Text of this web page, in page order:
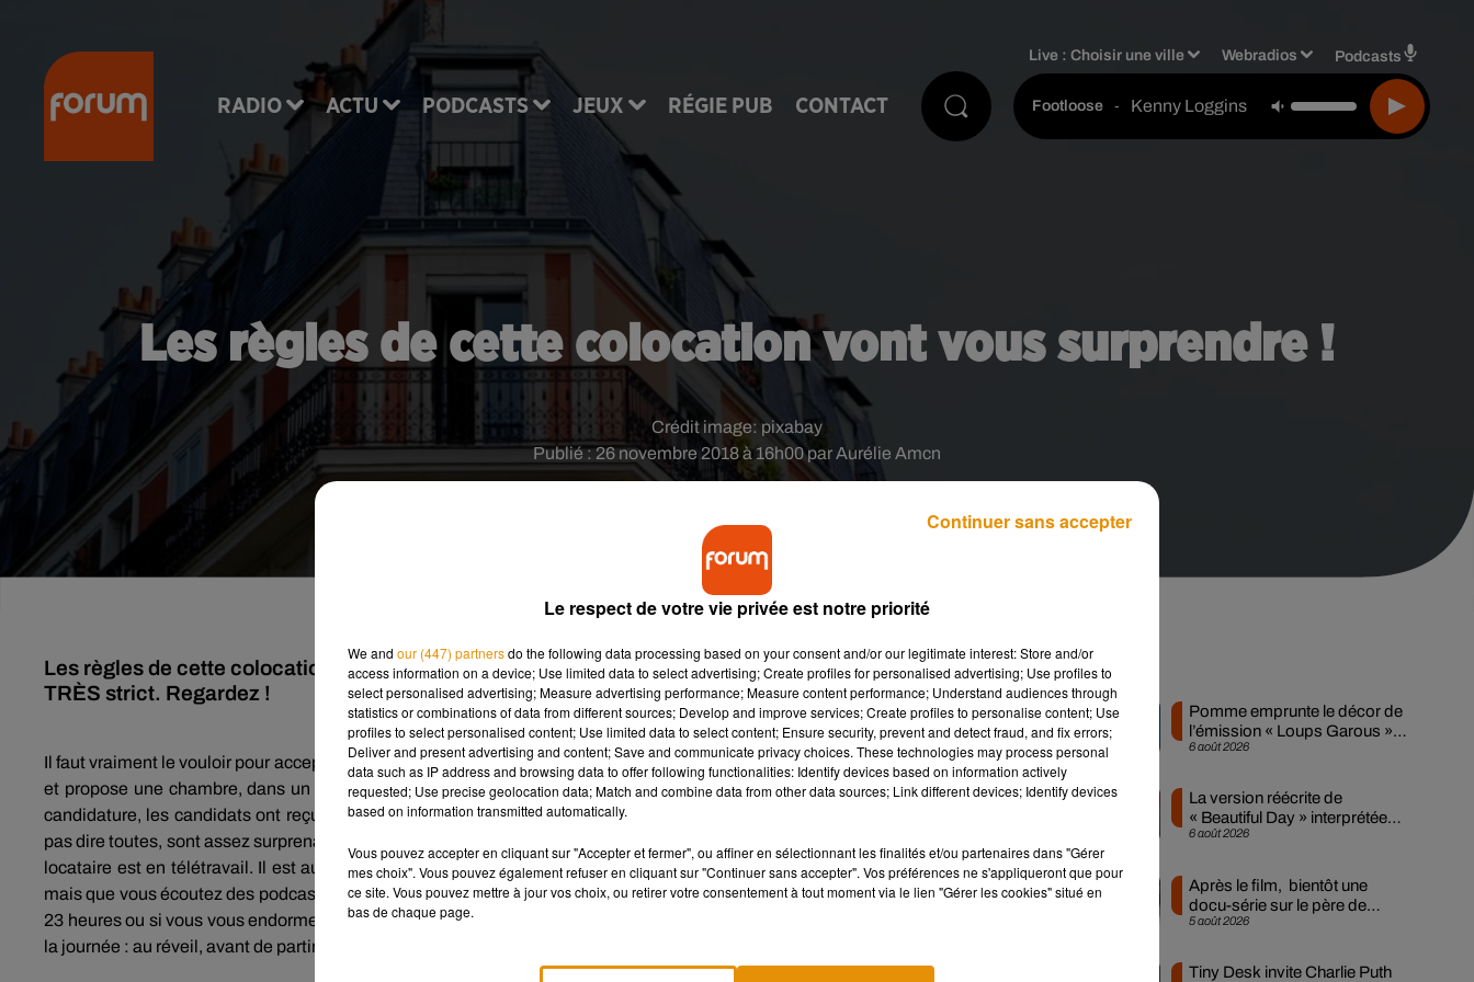
RADIO ACTU PODCASTS JEUX RÉGIE PUB CONTACT
Live :Choisir une ville Webradios Podcasts
Footloose - Kenny Loggins
Les règles de cette colocation vont vous surprendre !
Publié : 26 novembre 2018 à 16h00 par Aurélie Amcn
Crédit image: pixabay
Les règles de cette colocation deviennent virales. Et pour cause, elles imposent un mode vie très,
TRÈS strict. Regardez !
Il faut vraiment le vouloir pour accepter cette colocation très stricte…Le logement estsituéà FinsburyPark, au nord Londres,
et propose une chambre, dans un charmant appartement. Jusque-là, l’offre intéressante. Sauf qu’après avoir déposé une
candidature, les candidats ont reçu un drôle de message expliquant TOUTES
pas dire toutes, sont assez surprenantes.
locataire est en télétravail. Il est aussi interdit de téléphoner pendant ces heures. « Si vous n’utilisez pas votre téléphone,
mais que vous écoutez des podcasts, cette règle s’applique aussi », lit-on. Le pire est encore à venir : « Si vous rigolez après
23 heures ou si vous vous endormez avec de la radio, c’est pareil ».
la journée : au réveil, avant de partir, pendant la journée et le soir, donc.
Musique
6 août 2026
Pomme emprunte le décor de
l’émission « Loups Garous »
pour son...
6 août 2026
La version réécrite de
« Beautiful Day » interprétée
lors des...
5 août 2026
Après le film, bientôt une
docu-série sur le père de
Michael Jackson
Tiny Desk invite Charlie Puth
Le respect de votre vie privée est notre priorité
We and our (447) partnersdo the following data processing based on your consent and/or our legitimate interest: Store and/or
access information on a device; Use limited data to select advertising; Create profiles for personalised advertising; Use profiles to
select personalised advertising; Measure advertising performance; Measure content performance; Understand audiences through
statistics or combinations of data from different sources; Develop and improve services; Create profiles to personalise content; Use
profiles to select personalised content; Use limited data to select content; Ensure security, prevent and detect fraud, and fix errors;
Deliver and present advertising and content; Save and communicate privacy choices. These technologies may process personal
data such as IP address and browsing data to offer following functionalities: Identify devices based on information actively
requested; Use precise geolocation data; Match and combine data from other data sources; Link different devices; Identify devices
based on information transmitted automatically.
Vous pouvez accepter en cliquant sur "Accepter et fermer", ou affiner en sélectionnant les finalités et/ou partenaires dans "Gérer
mes choix". Vous pouvez également refuser en cliquant sur "Continuer sans accepter". Vos préférences ne s'appliqueront que pour
ce site. Vous pouvez mettre à jour vos choix, ou retirer votre consentement à tout moment via le lien "Gérer les cookies" situé en
bas de chaque page.
Continuer sans accepter